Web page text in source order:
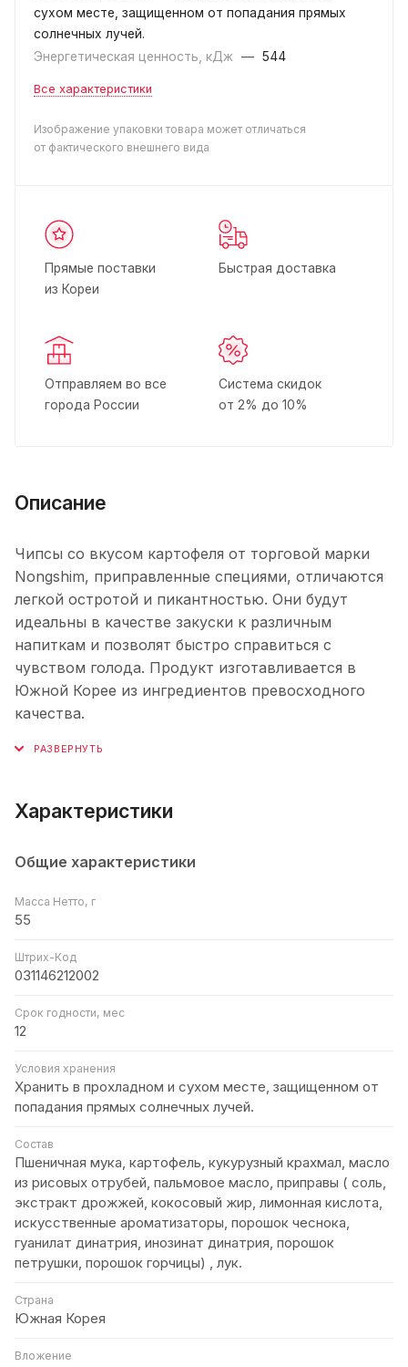
сухом месте, защищенном от попадания прямых
солнечных лучей.
Энергетическая ценность, кДж
— 544
Все характеристики
Изображение упаковки товара может отличаться
от фактического внешнего вида
Прямые поставки
из Кореи
Быстрая доставка
Отправляем во все
города России
Система скидок
от 2% до 10%
Описание
Чипсы со вкусом картофеля от торговой марки
Nongshim, приправленные специями, отличаются
легкой остротой и пикантностью. Они будут
идеальны в качестве закуски к различным
напиткам и позволят быстро справиться с
чувством голода. Продукт изготавливается в
Южной Корее из ингредиентов превосходного
качества.
Характеристики
Общие характеристики
Масса Нетто, г
55
Штрих-Код
031146212002
Срок годности, мес
12
Условия хранения
Хранить в прохладном и сухом месте, защищенном от
попадания прямых солнечных лучей.
Состав
Пшеничная мука, картофель, кукурузный крахмал, масло
из рисовых отрубей, пальмовое масло, приправы ( соль,
экстракт дрожжей, кокосовый жир, лимонная кислота,
искусственные ароматизаторы, порошок чеснока,
гуанилат динатрия, инозинат динатрия, порошок
петрушки, порошок горчицы) , лук.
Страна
Южная Корея
Вложение